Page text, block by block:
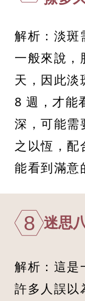
解析：淡斑
一般來說，
天，因此淡
8 週，才能
深，可能需
之以恆，配
能看到滿意
8 迷思
解析：這是
許多人誤以